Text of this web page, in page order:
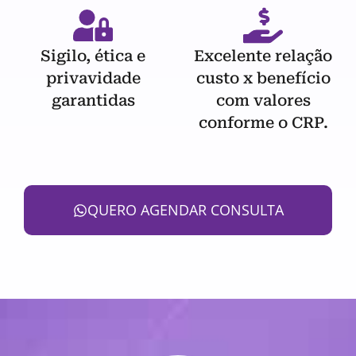
Sigilo, ética e
privavidade
garantidas
Excelente relação
custo x benefício
com valores
conforme o CRP.
QUERO AGENDAR CONSULTA